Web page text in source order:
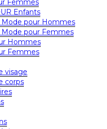
Femmes
Enfants
Mode pour Hommes
Mode pour Femmes
Hommes
Femmes
visage
corps